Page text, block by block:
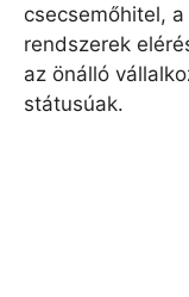
csecsemőhitel, a
rendszerek
az önálló
státusúak.